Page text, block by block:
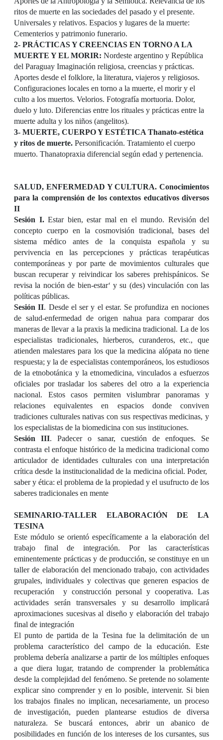
ritos de muerte en las sociedades del pasado y el presente.
Universales y relativos. Espacios y lugares de la muerte:
Cementerios y patrimonio funerario.
2- PRÁCTICAS Y CREENCIAS EN TORNO A LA
MUERTE Y EL MORIR: Nordeste argentino y República
del Paraguay Imaginación religiosa, creencias y prácticas.
Aportes desde el folklore, la literatura, viajeros y religiosos.
Configuraciones locales en torno a la muerte, el morir y el
culto a los muertos. Velorios. Fotografía mortuoria. Dolor,
duelo y luto. Diferencias entre los rituales y prácticas entre la
muerte adulta y los niños (angelitos).
3- MUERTE, CUERPO Y ESTÉTICA Thanato-estética
y ritos de muerte. Personificación. Tratamiento el cuerpo
muerto. Thanatopraxia diferencial según edad y pertenencia.
SALUD, ENFERMEDAD Y CULTURA. Conocimientos
para la comprensión de los contextos educativos diversos
II
Sesión I.Estar bien, estar mal en el mundo. Revisión del
concepto cuerpo en la cosmovisión tradicional, bases del
sistema médico antes de la conquista española y su
pervivencia en las percepciones y prácticas terapéuticas
contemporáneas y por parte de movimientos culturales que
buscan recuperar y reivindicar los saberes prehispánicos. Se
revisa la noción de bien-estar‘ y su (des) vinculación con las
políticas públicas.
Sesión II. Desde el ser y el estar. Se profundiza en nociones
de salud-enfermedad de origen nahua para comparar dos
maneras de llevar a la praxis la medicina tradicional. La de los
especialistas tradicionales, hierberos, curanderos, etc., que
atienden malestares para los que la medicina alópata no tiene
respuesta; y la de especialistas contemporáneos, los estudiosos
de la etnobotánica y la etnomedicina, vinculados a esfuerzos
oficiales por trasladar los saberes del otro a la experiencia
nacional. Estos casos permiten vislumbrar panoramas y
relaciones equivalentes en espacios donde conviven
tradiciones culturales nativas con sus respectivas medicinas, y
los especialistas de la biomedicina con sus instituciones.
Sesión III. Padecer o sanar, cuestión de enfoques. Se
contrasta el enfoque histórico de la medicina tradicional como
articulador de identidades culturales con una interpretación
crítica desde la institucionalidad de la medicina oficial. Poder,
saber y ética: el problema de la propiedad y el usufructo de los
saberes tradicionales en mente
SEMINARIO-TALLER ELABORACIÓN DE LA
TESINA
Estemódulo se orientó específicamente a la elaboración del
trabajo final de integración. Por las características
eminentemente prácticas y de producción, se constituye en un
taller de elaboración del mencionado trabajo, con actividades
grupales, individuales y colectivas que generen espacios de
recuperación
y construcción personal y cooperativa. Las
actividades serán transversales y su desarrollo implicará
aproximaciones sucesivas al diseño y elaboración del trabajo
final de integración
El punto de partida de la Tesina fue la delimitación de un
problema característico del campo de la educación. Este
problema debería analizarse a partir de los múltiples enfoques
a que diera lugar, tratando de comprender la problemática
desde la complejidad del fenómeno. Se pretende no solamente
explicar sino comprender y en lo posible, intervenir. Si bien
los trabajos finales no implican, necesariamente, un proceso
de investigación, pueden plantearse estudios de diversa
naturaleza. Se buscará entonces, abrir un abanico de
posibilidades en función de los intereses de los cursantes, sus